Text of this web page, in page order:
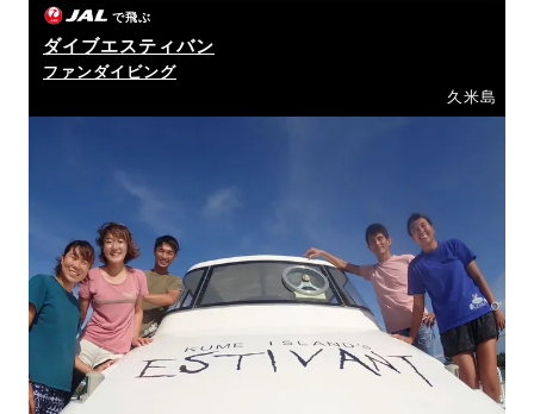
で飛ぶ
ダイブエスティバン
ファンダイビング
久米島